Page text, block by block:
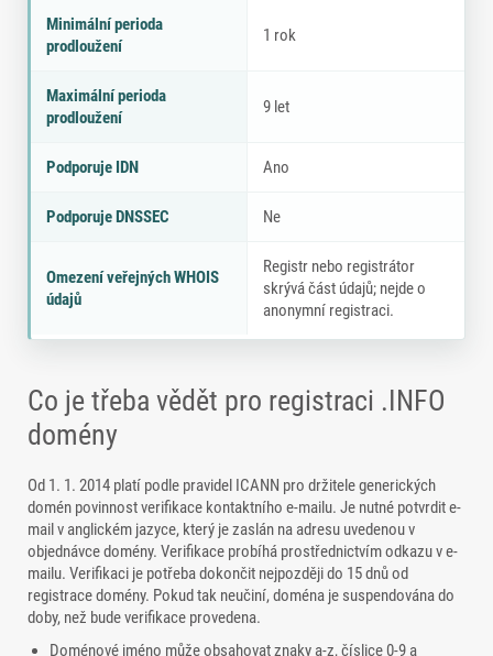
Minimální perioda
prodloužení
1 rok
Maximální perioda
prodloužení
9 let
Podporuje IDN Ano
Podporuje DNSSEC Ne
Omezení veřejných WHOIS
údajů
Registr nebo registrátor
skrývá část údajů; nejde o
anonymní registraci.
Co je třeba vědět pro registraci .INFO
domény
Od 1. 1. 2014 platí podle pravidel ICANN pro držitele generických
domén povinnost verifikace kontaktního e-mailu. Je nutné potvrdit e-
mail v anglickém jazyce, který je zaslán na adresu uvedenou v
objednávce domény. Verifikace probíhá prostřednictvím odkazu v e-
mailu. Verifikaci je potřeba dokončit nejpozději do 15 dnů od
registrace domény. Pokud tak neučiní, doména je suspendována do
doby, než bude verifikace provedena.
Doménové jméno může obsahovat znaky a-z, číslice 0-9 a